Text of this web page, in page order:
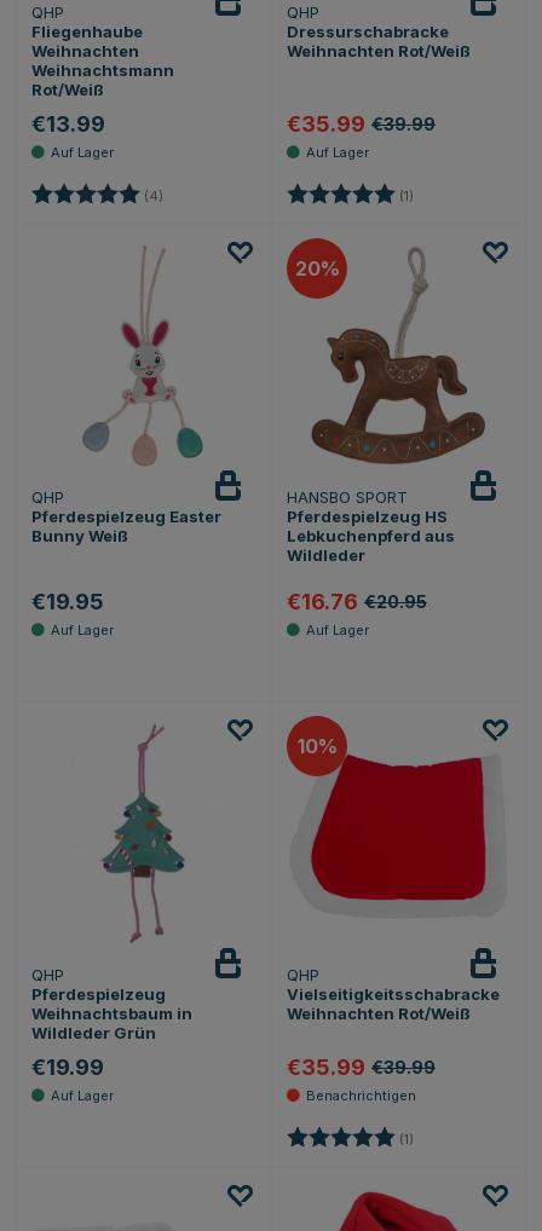
QHP
Fliegenhaube
Weihnachten
Weihnachtsmann
Rot/Weiß
€13.99
Bewertung: (4)
QHP
Dressurschabracke
Weihnachten Rot/Weiß
€35.99 €39.99
Bewertung: (1)
QHP
Pferdespielzeug Easter
Bunny Weiß
€19.95
20
HANSBO SPORT
Pferdespielzeug HS
Lebkuchenpferd aus
Wildleder
€16.76 €20.95
QHP
Pferdespielzeug
Weihnachtsbaum in
Wildleder Grün
€19.99
10
QHP
Vielseitigkeitsschabracke
Weihnachten Rot/Weiß
€35.99 €39.99
Bewertung: (1)